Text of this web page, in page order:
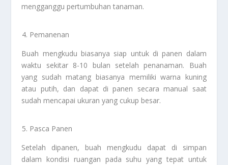
mengganggu pertumbuhan tanaman.
Pemanenan
Buah mengkudu biasanya siap untuk di panen dalam
waktu sekitar 8-10 bulan setelah penanaman. Buah
yang sudah matang biasanya memiliki warna kuning
atau putih, dan dapat di panen secara manual saat
sudah mencapai ukuran yang cukup besar.
Pasca Panen
Setelah dipanen, buah mengkudu dapat di simpan
dalam kondisi ruangan pada suhu yang tepat untuk